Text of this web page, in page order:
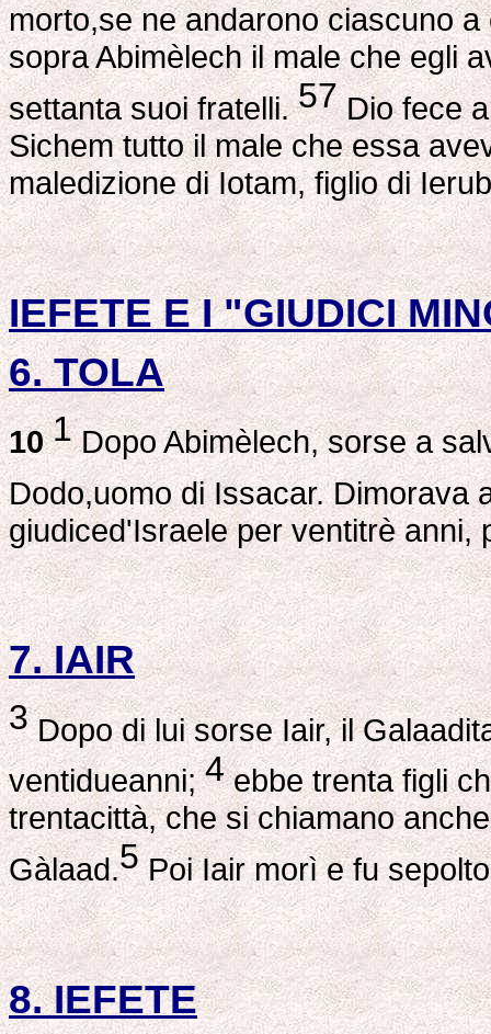
morto,se ne andarono ciascuno
sopra Abimèlech il male che egli
settanta suoi fratelli.57Dio fece
Sichem tutto il male che essa
maledizione di Iotam, figlio di
IEFETE E I "GIUDICI
6. TOLA
10 1Dopo Abimèlech, sorse a
Dodo,uomo di Issacar. Dimorava
giudiced'Israele per ventitrè anni,
7. IAIR
3Dopo di lui sorse Iair, il
ventidueanni;4ebbe trenta figli
trentacittà, che si chiamano
Gàlaad.5Poi Iair morì e fu
8. IEFETE